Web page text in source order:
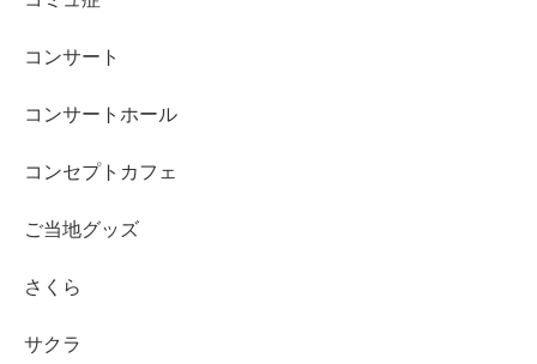
コンサート
コンサートホール
コンセプトカフェ
ご当地グッズ
さくら
サクラ